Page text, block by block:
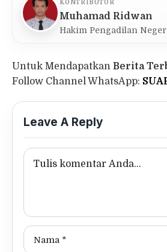
KONTRIBUTOR
Muhamad Ridwan
Hakim Pengadilan
Untuk Mendapatkan Berita
Follow Channel WhatsApp:
Leave A Reply